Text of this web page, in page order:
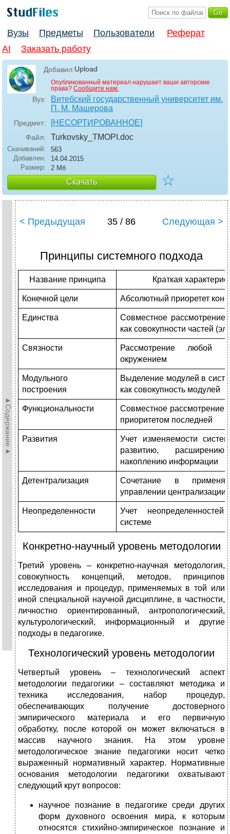
Вузы Предметы Пользователи
Реферат
AI
Заказать работу
Добавил:Upload
Опубликованный материал нарушает ваши авторские
права? Сообщите нам.
Вуз:
Витебский государственный университет им.
П. М. Машерова
Предмет: [НЕСОРТИРОВАННОЕ]
Файл: Turkovsky_TMOPI .doc
Скачиваний:
563
Добавлен:
14.04.2015
Размер:
2 Мб
Скачать ☆
►Содержание►
< Предыдущая 35 / 86 Следующая >
Принципы системного подхода
Название принципа Краткая
Конечной цели Абсолютный приоретет
Единства
Совместное рассмотрение
как совокупности частей
Связности
Рассмотрение любой
окружением
Модульного
построения
Выделение модулей в
как совокупность модулей
Функциональности
Совместное рассмотрение
приоритетом последней
Развития
Учет изменяемости
развитию,
накоплению информации
Детентрализация
Сочетание в
управлении централизации
Неопределенности
Учет
системе
Конкретно-научный уровень методологии
Третий уровень – конкретно-научная методология,
совокупность концепций, методов, принципов
исследования и процедур, применяемых в той или
иной специальной научной дисциплине, в частности,
личностно ориентированный, антропологический,
культурологический, информационный и другие
подходы в педагогике.
Технологический уровень методологии
Четвертый уровень – технологический аспект
методологии педагогики – составляют методика и
техника исследования, набор процедур,
обеспечивающих получение достоверного
эмпирического материала и его первичную
обработку, после которой он может включаться в
массив научного знания. На этом уровне
методологическое знание педагогики носит четко
выраженный нормативный характер. Нормативные
основания методологии педагогики охватывают
следующий крут вопросов:
научное познание в педагогике среди других
форм духовного освоения мира, к которым
относятся стихийно-эмпирическое познание и